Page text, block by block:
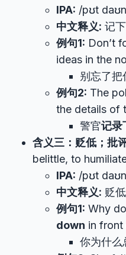
IPA: /pʊt
中文释义: 记
例句1: Don’t
ideas in the
别忘了把
例句2: The
the details of
警官记录
含义三：贬低；批
belittle, to
IPA: /pʊt
中文释义: 贬
例句1: Why
down in front
你为什么